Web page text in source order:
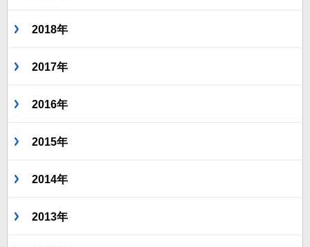
2018年
2017年
2016年
2015年
2014年
2013年